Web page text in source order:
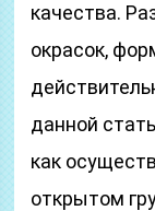
качества.
окрасок,
данной
как
открытом